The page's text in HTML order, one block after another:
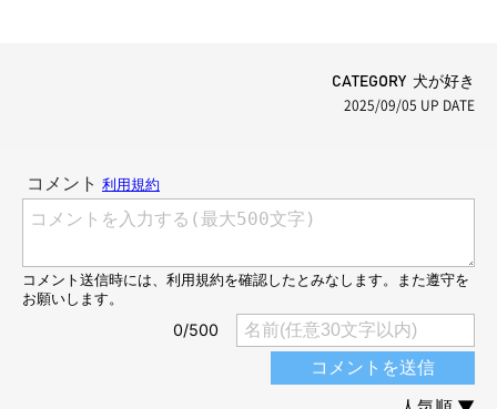
CATEGORY 犬が好き
2025/09/05 UP DATE